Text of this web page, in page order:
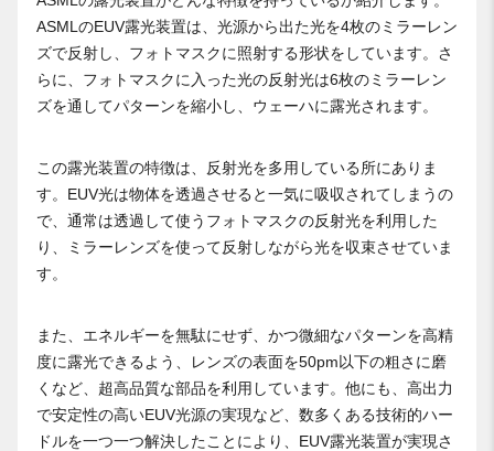
ASMLのEUV露光装置は、光源から出た光を4枚のミラーレン
ズで反射し、フォトマスクに照射する形状をしています。さ
らに、フォトマスクに入った光の反射光は6枚のミラーレン
ズを通してパターンを縮小し、ウェーハに露光されます。
この露光装置の特徴は、反射光を多用している所にありま
す。EUV光は物体を透過させると一気に吸収されてしまうの
で、通常は透過して使うフォトマスクの反射光を利用した
り、ミラーレンズを使って反射しながら光を収束させていま
す。
また、エネルギーを無駄にせず、かつ微細なパターンを高精
度に露光できるよう、レンズの表面を50pm以下の粗さに磨
くなど、超高品質な部品を利用しています。他にも、高出力
で安定性の高いEUV光源の実現など、数多くある技術的ハー
ドルを一つ一つ解決したことにより、EUV露光装置が実現さ